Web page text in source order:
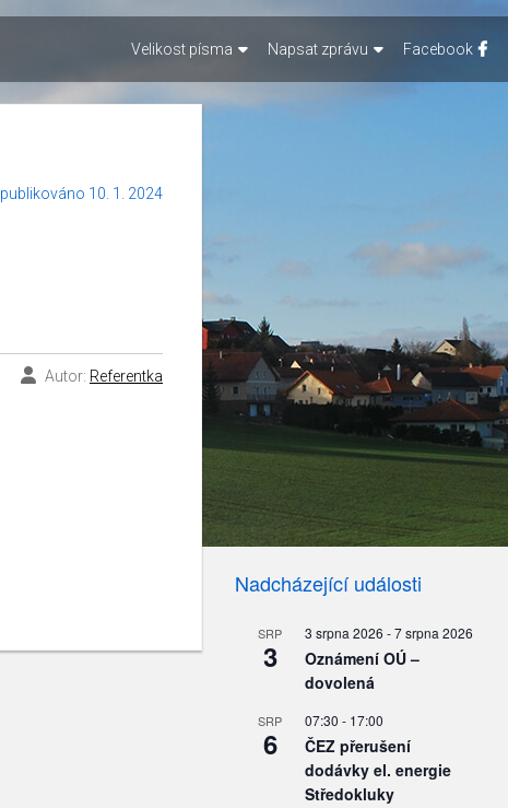
publikováno 10. 1. 2024
Autor: Referentka
Nadcházející události
SRP
3
3 srpna 2026 -7 srpna 2026
Oznámení OÚ –
dovolená
SRP
6
07:30 - 17:00
ČEZ přerušení
dodávky el. energie
Středokluky
Velikost písma Napsat zprávu Facebook